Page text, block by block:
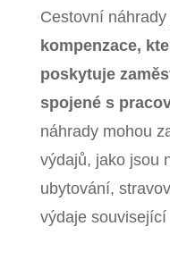
Cestovní náhrady
kompenzace,
poskytuje
spojené s
náhrady mohou
výdajů, jako jsou
ubytování,
výdaje